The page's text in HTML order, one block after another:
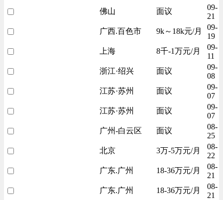
佛山
面议
09-
21
广西.百色市
9k～18k元/月
09-
19
上海
8千-1万元/月
09-
11
浙江·绍兴
面议
09-
08
江苏·苏州
面议
09-
07
江苏·苏州
面议
09-
07
广州-白云区
面议
08-
25
北京
3万-5万元/月
08-
22
广东.广州
18-36万元/月
08-
21
广东.广州
18-36万元/月
08-
21